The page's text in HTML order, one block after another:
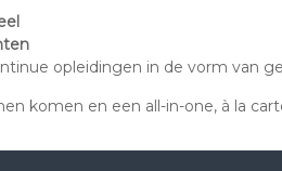
opleidingen in de vorm van
komen en een all-in-one, à la